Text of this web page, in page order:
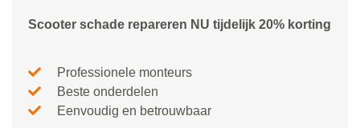
Scooter schade repareren NU tijdelijk 20% korting
Professionele monteurs
Beste onderdelen
Eenvoudig en betrouwbaar